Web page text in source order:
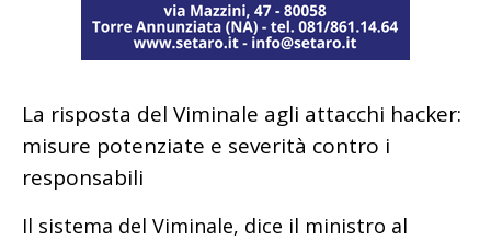
La risposta del Viminale agli attacchi hacker:
misure potenziate e severità contro i
responsabili
Il sistema del Viminale, dice il ministro al